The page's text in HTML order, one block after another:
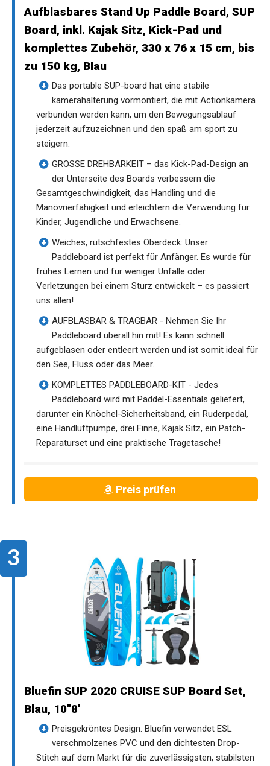
Aufblasbares Stand Up Paddle Board, SUP
Board, inkl. Kajak Sitz, Kick-Pad und
komplettes Zubehör, 330 x 76 x 15 cm, bis
zu 150 kg, Blau
Das portable SUP-board hat eine stabile
kamerahalterung vormontiert, die mit Actionkamera
verbunden werden kann, um den Bewegungsablauf
jederzeit aufzuzeichnen und den spaß am sport zu
steigern.
GROSSE DREHBARKEIT – das Kick-Pad-Design an
der Unterseite des Boards verbessern die
Gesamtgeschwindigkeit, das Handling und die
Manövrierfähigkeit und erleichtern die Verwendung für
Kinder, Jugendliche und Erwachsene.
Weiches, rutschfestes Oberdeck: Unser
Paddleboard ist perfekt für Anfänger. Es wurde für
frühes Lernen und für weniger Unfälle oder
Verletzungen bei einem Sturz entwickelt – es passiert
uns allen!
AUFBLASBAR & TRAGBAR - Nehmen Sie Ihr
Paddleboard überall hin mit! Es kann schnell
aufgeblasen oder entleert werden und ist somit ideal für
den See, Fluss oder das Meer.
KOMPLETTES PADDLEBOARD-KIT - Jedes
Paddleboard wird mit Paddel-Essentials geliefert,
darunter ein Knöchel-Sicherheitsband, ein Ruderpedal,
eine Handluftpumpe, drei Finne, Kajak Sitz, ein Patch-
Reparaturset und eine praktische Tragetasche!
Preis prüfen
Bluefin SUP 2020 CRUISE SUP Board Set,
Blau, 10"8'
Preisgekröntes Design. Bluefin verwendet ESL
verschmolzenes PVC und den dichtesten Drop-
Stitch auf dem Markt für die zuverlässigsten, stabilsten